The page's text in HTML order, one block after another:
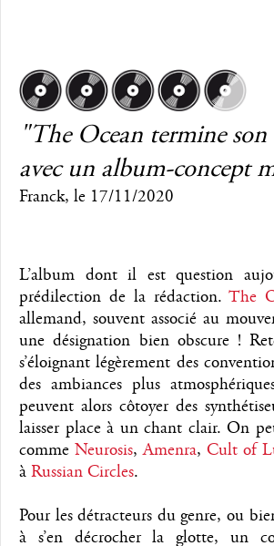
"The Ocean termine son
avec un album-concept
Franck, le 17/11/2020
L’album dont il est question
prédilection de la rédaction.The
allemand, souvent associé au
une désignation bien obscure !
s’éloignant légèrement des
des ambiances plus
peuvent alors côtoyer des
laisser place à un chant clair. On
commeNeurosis,Amenra,Cult of
à Russian Circles.
Pour les détracteurs du genre, ou
à s’en décrocher la glotte, un